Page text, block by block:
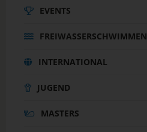
EVENTS
FREIWASSERSCHWIMMEN
INTERNATIONAL
JUGEND
MASTERS